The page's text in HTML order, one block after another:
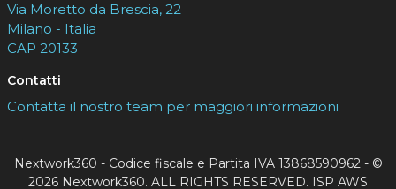
Via Moretto da Brescia, 22
Milano - Italia
CAP 20133
Contatti
Contatta il nostro team per maggiori informazioni
Nextwork360 - Codice fiscale e Partita IVA 13868590962 - ©
2026 Nextwork360. ALL RIGHTS RESERVED. ISP AWS